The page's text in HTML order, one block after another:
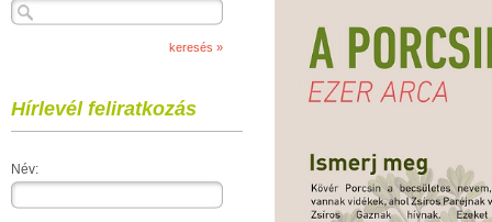
Hírlevél feliratkozás
Név: